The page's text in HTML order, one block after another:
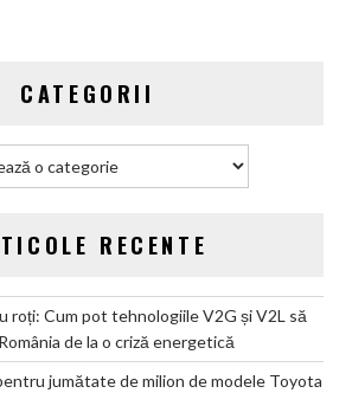
mai
CATEGORII
RECENTE
roți: Cum pot tehnologiile V2G și V2L să
de la o criză energetică
jumătate de milion de modele Toyota